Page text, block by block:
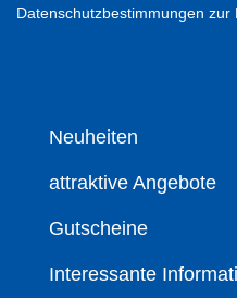
Datenschutzbestimmungen zur
Neuheiten
attraktive Angebote
Gutscheine
Interessante